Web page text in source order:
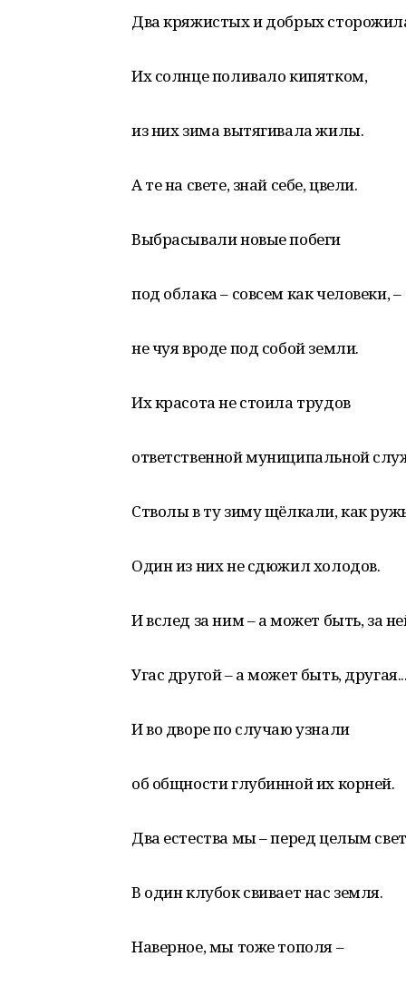
Два кряжистых и добрых
Их солнце поливало кипятком,
из них зима вытягивала жилы.
А те на свете, знай себе, цвели.
Выбрасывали новые побеги
под облака – совсем как человеки, –
не чуя вроде под собой земли.
Их красота не стоила трудов
ответственной муниципальной
Стволы в ту зиму щёлкали, как
Один из них не сдюжил холодов.
И вслед за ним – а может быть, за
Угас другой – а может быть,
И во дворе по случаю узнали
об общности глубинной их корней.
Два естества мы – перед целым
В один клубок свивает нас земля.
Наверное, мы тоже тополя –